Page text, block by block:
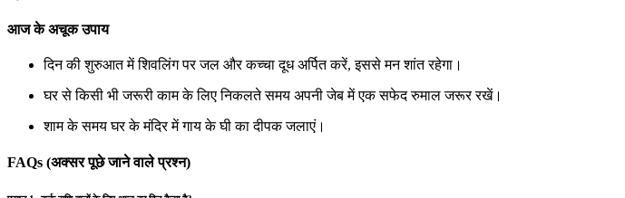
आज के अचूक उपाय
दिन की शुरुआत में शिवलिंग पर जल और कच्चा दूध अर्पित करें, इससे मन शांत रहेगा।
घर से किसी भी जरूरी काम के लिए निकलते समय अपनी जेब में एक सफेद रुमाल जरूर रखें।
शाम के समय घर के मंदिर में गाय के घी का दीपक जलाएं।
FAQs (अक्सर पूछे जाने वाले प्रश्न)